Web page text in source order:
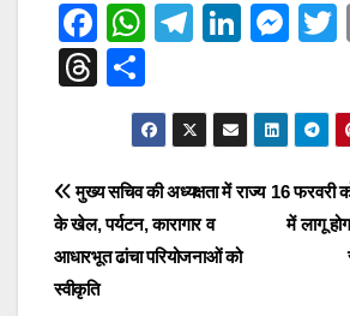
F
a
c
b
o
o
k
W
s
A
p
p
T
gr
a
m
Li
e
dI
M
e
n
g
T
hr
a
d
s
h
ar
e
Post
navigation
16 फरवरी
में लागू
मुख्य सचिव की अध्यक्षता में राज्य
के खेल, पर्यटन, कारागार व
आधारभूत ढांचा परियोजनाओं को
स्वीकृति